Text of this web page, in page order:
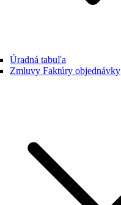
Úradná tabuľa
Zmluvy Faktúry objednávky